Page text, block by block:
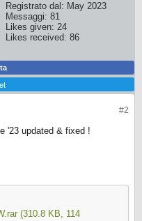
Registrato dal: May 2023
Messaggi: 81
Likes given: 24
Likes received: 86
#2
'23 updated & fixed !
(310.8 KB, 114